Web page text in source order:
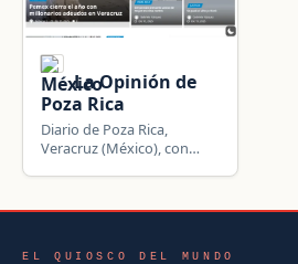
La Opinión de
Poza Rica
Diario de Poza Rica,
Veracruz (México), con
EL QUIOSCO DEL MUNDO